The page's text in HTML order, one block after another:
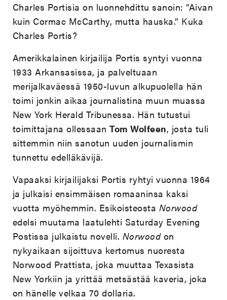
Charles Portisia on luonnehdittu sanoin: ”Aivan
kuin Cormac McCarthy, mutta hauska.” Kuka
Charles Portis?
Amerikkalainen kirjailija Portis syntyi vuonna
1933 Arkansasissa, ja palveltuaan
merijalkaväessä 1950-luvun alkupuolella hän
toimi jonkin aikaa journalistina muun muassa
New York Herald Tribunessa. Hän tutustui
toimittajana ollessaanTom Wolfeen, josta tuli
sittemmin niin sanotun uuden journalismin
tunnettu edelläkävijä.
Vapaaksi kirjailijaksi Portis ryhtyi vuonna 1964
ja julkaisi ensimmäisen romaaninsa kaksi
vuotta myöhemmin. Esikoisteosta Norwood
edelsi muutama laatulehti Saturday Evening
Postissa julkaistu novelli. Norwood on
nykyaikaan sijoittuva kertomus nuoresta
Norwood Prattista, joka muuttaa Texasista
New Yorkiin ja yrittää metsästää kaveria, joka
on hänelle velkaa 70 dollaria.